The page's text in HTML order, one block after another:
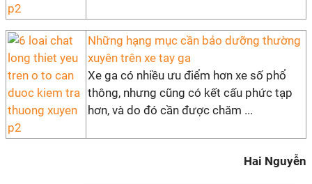
Những hạng mục cần bảo dưỡng thường
xuyên trên xe tay ga
Xe ga có nhiều ưu điểm hơn xe số phổ
thông, nhưng cũng có kết cấu phức tạp
hơn, và do đó cần được chăm ...
Hai Nguyễn